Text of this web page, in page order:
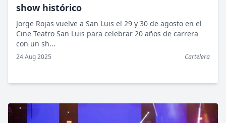
show histórico
Jorge Rojas vuelve a San Luis el 29 y 30 de agosto en el
Cine Teatro San Luis para celebrar 20 años de carrera
con un sh...
24 Aug 2025 Cartelera